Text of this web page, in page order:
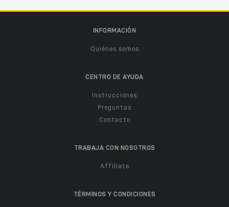
INFORMACIÓN
Quiénes somos
CENTRO DE AYUDA
Instrucciones
Preguntas
Contacto
TRABAJA CON NOSOTROS
Affiliate
TÉRMINOS Y CONDICIONES